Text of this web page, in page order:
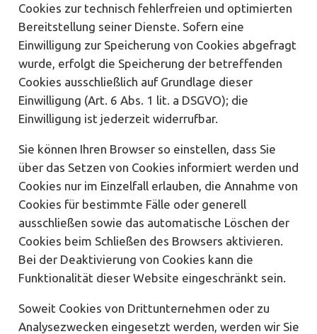
Cookies zur technisch fehlerfreien und optimierten
Bereitstellung seiner Dienste. Sofern eine
Einwilligung zur Speicherung von Cookies abgefragt
wurde, erfolgt die Speicherung der betreffenden
Cookies ausschließlich auf Grundlage dieser
Einwilligung (Art. 6 Abs. 1 lit. a DSGVO); die
Einwilligung ist jederzeit widerrufbar.
Sie können Ihren Browser so einstellen, dass Sie
über das Setzen von Cookies informiert werden und
Cookies nur im Einzelfall erlauben, die Annahme von
Cookies für bestimmte Fälle oder generell
ausschließen sowie das automatische Löschen der
Cookies beim Schließen des Browsers aktivieren.
Bei der Deaktivierung von Cookies kann die
Funktionalität dieser Website eingeschränkt sein.
Soweit Cookies von Drittunternehmen oder zu
Analysezwecken eingesetzt werden, werden wir Sie